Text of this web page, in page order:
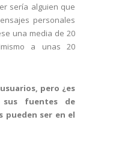
sería alguien que
personales
una media de 20
a unas 20
pero ¿es
sus fuentes de
pueden ser en el